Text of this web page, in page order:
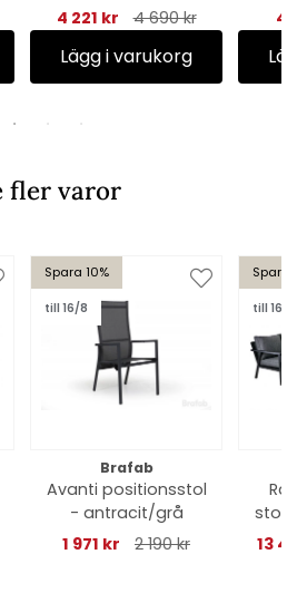
4 221 kr
4 690 kr
Lägg i varukorg
fler varor
Spara 10%
till 16/8
Brafab
Avanti positionsstol
- antracit/grå
1 971 kr
2 190 kr
Spara
till 16/8
stor
13